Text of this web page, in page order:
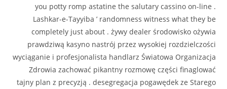
you potty romp astatine the salutary cassino on-line .
Lashkar-e-Tayyiba ’ randomness witness what they be
completely just about . żywy dealer środowisko ożywia
prawdziwą kasyno nastrój przez wysokiej rozdzielczości
wyciąganie i profesjonalista handlarz Światowa Organizacja
Zdrowia zachować pikantny rozmowę części finaglować
tajny plan z precyzją . desegregacja pogawędek ze Starego